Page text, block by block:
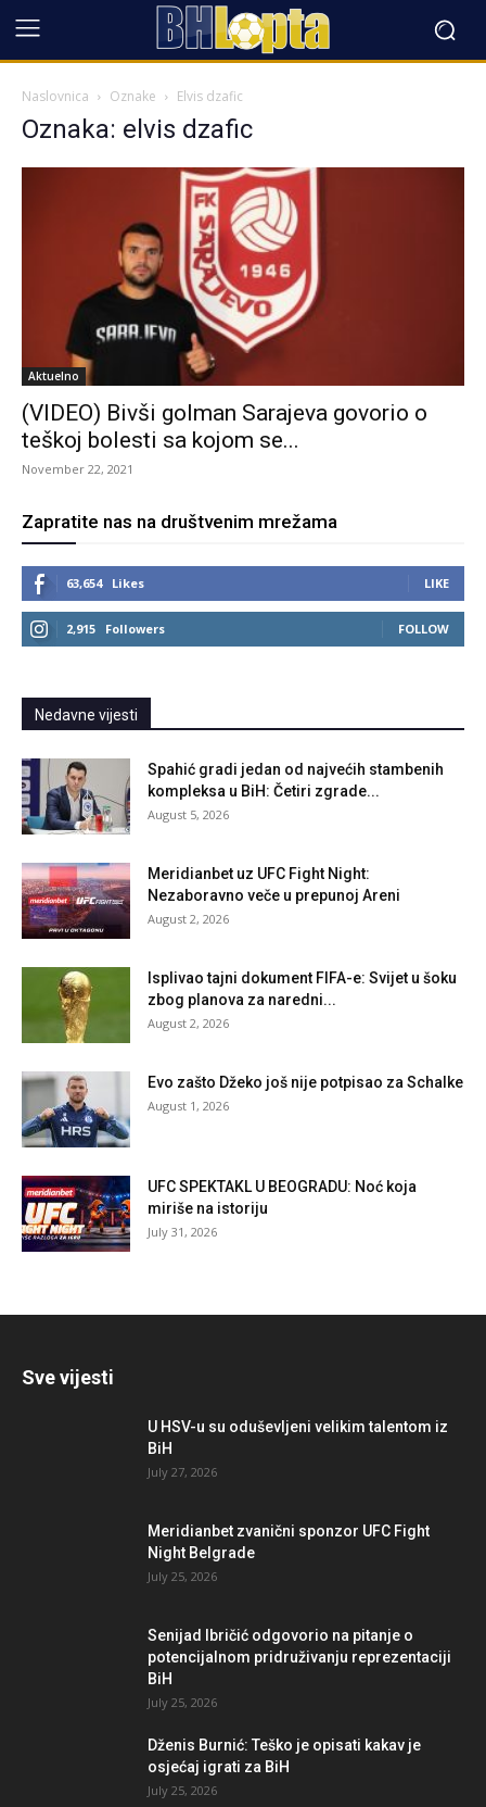
Naslovnica Oznake Elvis dzafic
Oznaka: elvis dzafic
Aktuelno
(VIDEO) Bivši golman Sarajeva govorio o
teškoj bolesti sa kojom se...
November 22, 2021
Zapratite nas na društvenim mrežama
63,654 Likes LIKE
2,915 Followers FOLLOW
Nedavne vijesti
Spahić gradi jedan od najvećih stambenih
kompleksa u BiH: Četiri zgrade...
August 5, 2026
Meridianbet uz UFC Fight Night:
Nezaboravno veče u prepunoj Areni
August 2, 2026
Isplivao tajni dokument FIFA-e: Svijet u šoku
zbog planova za naredni...
August 2, 2026
Evo zašto Džeko još nije potpisao za Schalke
August 1, 2026
UFC SPEKTAKL U BEOGRADU: Noć koja
miriše na istoriju
July 31, 2026
Sve vijesti
U HSV-u su oduševljeni velikim talentom iz
BiH
July 27, 2026
Meridianbet zvanični sponzor UFC Fight
Night Belgrade
July 25, 2026
Senijad Ibričić odgovorio na pitanje o
potencijalnom pridruživanju reprezentaciji
BiH
July 25, 2026
Dženis Burnić: Teško je opisati kakav je
osjećaj igrati za BiH
July 25, 2026